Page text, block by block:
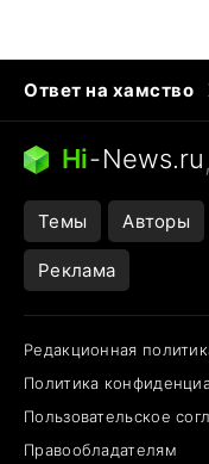
Ответ на хамство
Бензин 100 и 95
Следующая
Hi-News.ru
Темы Авторы
Реклама
Редакционная
Политика
Пользовательское
Правообладателям